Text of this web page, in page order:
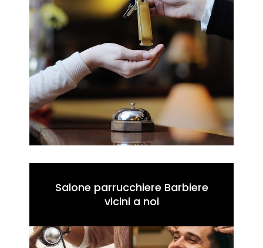
Salone parrucchiere Barbiere
vicini a noi